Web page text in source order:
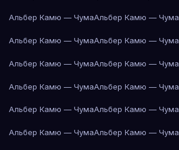
Альбер Камю — ЧумаАльбер Камю — Чума
Альбер Камю — ЧумаАльбер Камю — Чума
Альбер Камю — ЧумаАльбер Камю — Чума
Альбер Камю — ЧумаАльбер Камю — Чума
Альбер Камю — ЧумаАльбер Камю — Чума
Альбер Камю — ЧумаАльбер Камю — Чума